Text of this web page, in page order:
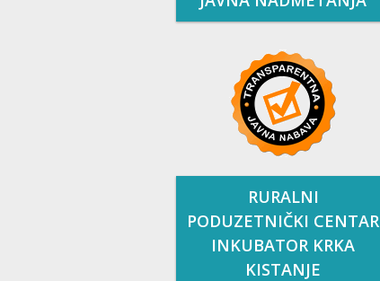
RURALNI
PODUZETNIČKI CENTAR
INKUBATOR KRKA
KISTANJE